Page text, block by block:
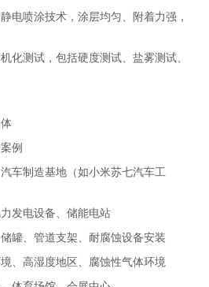
电喷涂技术，涂层均匀、附着力强，
化测试，包括硬度测试、盐雾测试、
例
车制造基地（如小米苏七汽车工
发电设备、储能电站
罐、管道支架、耐腐蚀设备安装
、高湿度地区、腐蚀性气体环境